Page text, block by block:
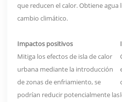
que reducen el calor. Obtiene
cambio climático.
Impactos positivos
Mitiga los efectos de isla de calor
urbana mediante la introducción
de zonas de enfriamiento, se
podrían reducir potencialmente las